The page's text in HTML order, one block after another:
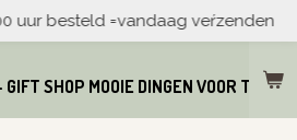
GIFT SHOP MOOIE DINGEN VOOR THUIS
uur besteld =vandaag veŕzenden